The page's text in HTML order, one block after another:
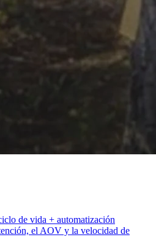
de vida + automatización
el AOV y la velocidad de